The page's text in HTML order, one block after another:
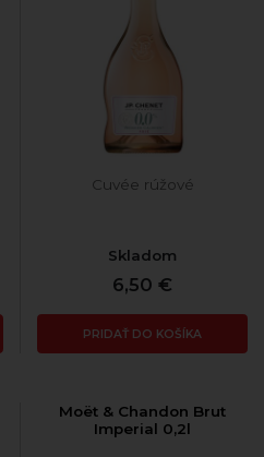
Cuvée rúžové
Skladom
6,50 €
PRIDAŤ DO KOŠÍKA
Moët & Chandon Brut
Imperial 0,2l